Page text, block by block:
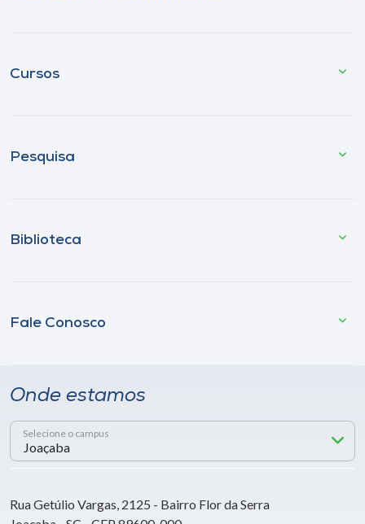
Cursos
Pesquisa
Biblioteca
Fale Conosco
Onde estamos
Selecione o campus
Rua Getúlio Vargas, 2125 - Bairro Flor da Serra